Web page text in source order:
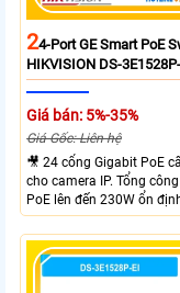
24-Port GE Smart PoE
HIKVISION DS-
Giá bán: 5%-35%
Giá Gốc: Liên hệ
🎥 24 cổng Gigabit PoE
cho camera IP. Tổng
PoE lên đến 230W ổn
truyền PoE xa đến 300
thông chuyển mạch đạt
mạnh mẽ.